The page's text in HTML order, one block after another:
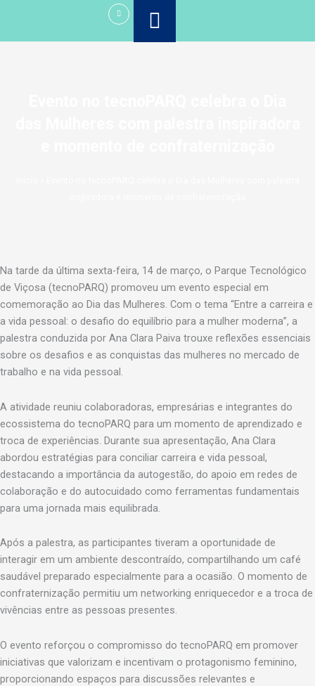
o
Na tarde da última sexta-feira, 14 de março, o Parque Tecnológico
de Viçosa (tecnoPARQ) promoveu um evento especial em
comemoração ao Dia das Mulheres. Com o tema “Entre a carreira e
a vida pessoal: o desafio do equilíbrio para a mulher moderna”, a
palestra conduzida por Ana Clara Paiva trouxe reflexões essenciais
sobre os desafios e as conquistas das mulheres no mercado de
trabalho e na vida pessoal.
A atividade reuniu colaboradoras, empresárias e integrantes do
ecossistema do tecnoPARQ para um momento de aprendizado e
troca de experiências. Durante sua apresentação, Ana Clara
abordou estratégias para conciliar carreira e vida pessoal,
destacando a importância da autogestão, do apoio em redes de
colaboração e do autocuidado como ferramentas fundamentais
para uma jornada mais equilibrada.
Após a palestra, as participantes tiveram a oportunidade de
interagir em um ambiente descontraído, compartilhando um café
saudável preparado especialmente para a ocasião. O momento de
confraternização permitiu um networking enriquecedor e a troca de
vivências entre as pessoas presentes.
O evento reforçou o compromisso do tecnoPARQ em promover
iniciativas que valorizam e incentivam o protagonismo feminino,
proporcionando espaços para discussões relevantes e